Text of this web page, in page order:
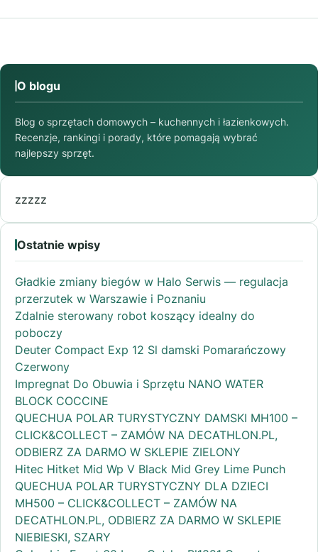
O blogu
Blog o sprzętach domowych – kuchennych i łazienkowych.
Recenzje, rankingi i porady, które pomagają wybrać
najlepszy sprzęt.
zzzzz
Ostatnie wpisy
Gładkie zmiany biegów w Halo Serwis — regulacja
przerzutek w Warszawie i Poznaniu
Zdalnie sterowany robot koszący idealny do
poboczy
Deuter Compact Exp 12 Sl damski Pomarańczowy
Czerwony
Impregnat Do Obuwia i Sprzętu NANO WATER
BLOCK COCCINE
QUECHUA POLAR TURYSTYCZNY DAMSKI MH100 –
CLICK&COLLECT – ZAMÓW NA DECATHLON.PL,
ODBIERZ ZA DARMO W SKLEPIE ZIELONY
Hitec Hitket Mid Wp V Black Mid Grey Lime Punch
QUECHUA POLAR TURYSTYCZNY DLA DZIECI
MH500 – CLICK&COLLECT – ZAMÓW NA
DECATHLON.PL, ODBIERZ ZA DARMO W SKLEPIE
NIEBIESKI, SZARY